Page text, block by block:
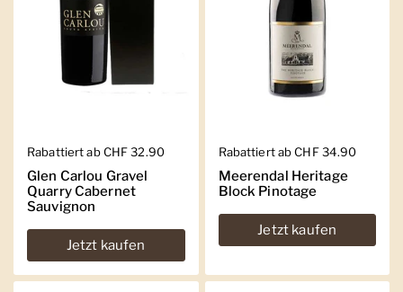
Regulärer Preis
Rabattiert ab CHF 32.90
Glen Carlou Gravel
Quarry Cabernet
Sauvignon
Jetzt kaufen
Regulärer Preis
Rabattiert ab CHF 34.90
Meerendal Heritage
Block Pinotage
Jetzt kaufen